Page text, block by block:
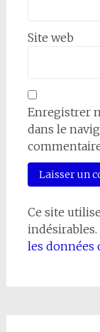
Site web
Enregistrer
dans le
Ce site
indésirables.
les données